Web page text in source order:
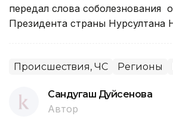
передал слова соболезнования
Президента страны Нурсултана
Происшествия, ЧС Регионы
Сандугаш Дуйсенова
Автор